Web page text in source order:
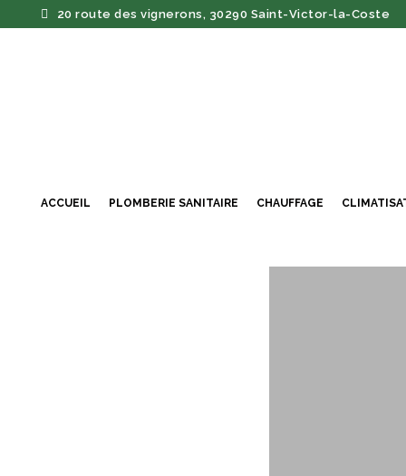
20 route des vignerons, 30290 Saint-Victor-la-Coste
ACCUEIL PLOMBERIE SANITAIRE CHAUFFAGE